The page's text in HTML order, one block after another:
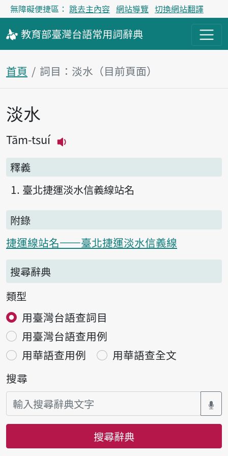
無障礙便捷區： 跳去主內容 網站導覽 切換網站翻譯
教育部臺灣台語常用詞辭典
首頁 詞目：淡水（目前頁面）
主內容區塊
淡水
Tām-tsuí
釋義
臺北捷運淡水信義線站名
附錄
捷運線站名——臺北捷運淡水信義線
搜尋辭典
類型
用臺灣台語查詞目
用臺灣台語查用例
用華語查用例
用華語查全文
搜尋
搜尋辭典